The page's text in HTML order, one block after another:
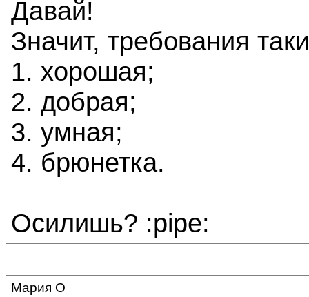
Давай!
Значит, требования
1. хорошая;
2. добрая;
3. умная;
4. брюнетка.
Осилишь? :pipe:
Мария О